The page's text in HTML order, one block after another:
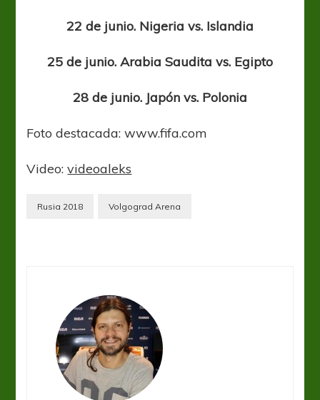
22 de junio. Nigeria vs. Islandia
25 de junio. Arabia Saudita vs. Egipto
28 de junio. Japón vs. Polonia
Foto destacada: www.fifa.com
Video:videoaleks
Rusia 2018 Volgograd Arena